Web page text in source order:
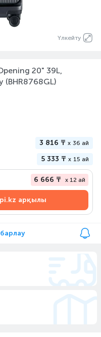
Үлкейту
20" 39L,
(BHR8768GL)
3 816 ₸ x 36 ай
5 333 ₸ x 15 ай
6 666 ₸ x 12 ай
арқылы